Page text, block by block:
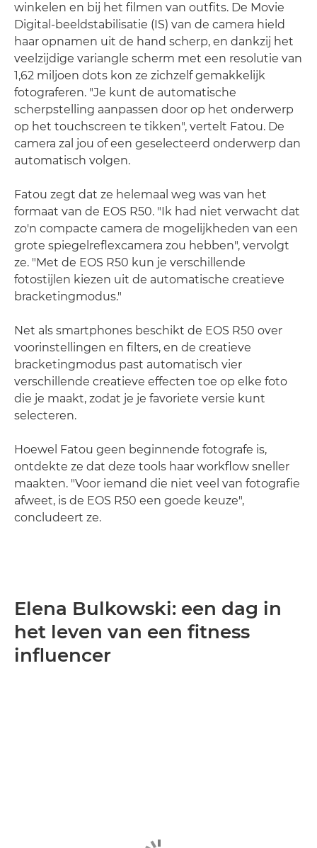
winkelen en bij het filmen van outfits. De Movie
Digital-beeldstabilisatie (IS) van de camera hield
haar opnamen uit de hand scherp, en dankzij het
veelzijdige variangle scherm met een resolutie van
1,62 miljoen dots kon ze zichzelf gemakkelijk
fotograferen. "Je kunt de automatische
scherpstelling aanpassen door op het onderwerp
op het touchscreen te tikken", vertelt Fatou. De
camera zal jou of een geselecteerd onderwerp dan
automatisch volgen.
Fatou zegt dat ze helemaal weg was van het
formaat van de EOS R50. "Ik had niet verwacht dat
zo'n compacte camera de mogelijkheden van een
grote spiegelreflexcamera zou hebben", vervolgt
ze. "Met de EOS R50 kun je verschillende
fotostijlen kiezen uit de automatische creatieve
bracketingmodus."
Net als smartphones beschikt de EOS R50 over
voorinstellingen en filters, en de creatieve
bracketingmodus past automatisch vier
verschillende creatieve effecten toe op elke foto
die je maakt, zodat je je favoriete versie kunt
selecteren.
Hoewel Fatou geen beginnende fotografe is,
ontdekte ze dat deze tools haar workflow sneller
maakten. "Voor iemand die niet veel van fotografie
afweet, is de EOS R50 een goede keuze",
concludeert ze.
Elena Bulkowski: een dag in
het leven van een fitness
influencer